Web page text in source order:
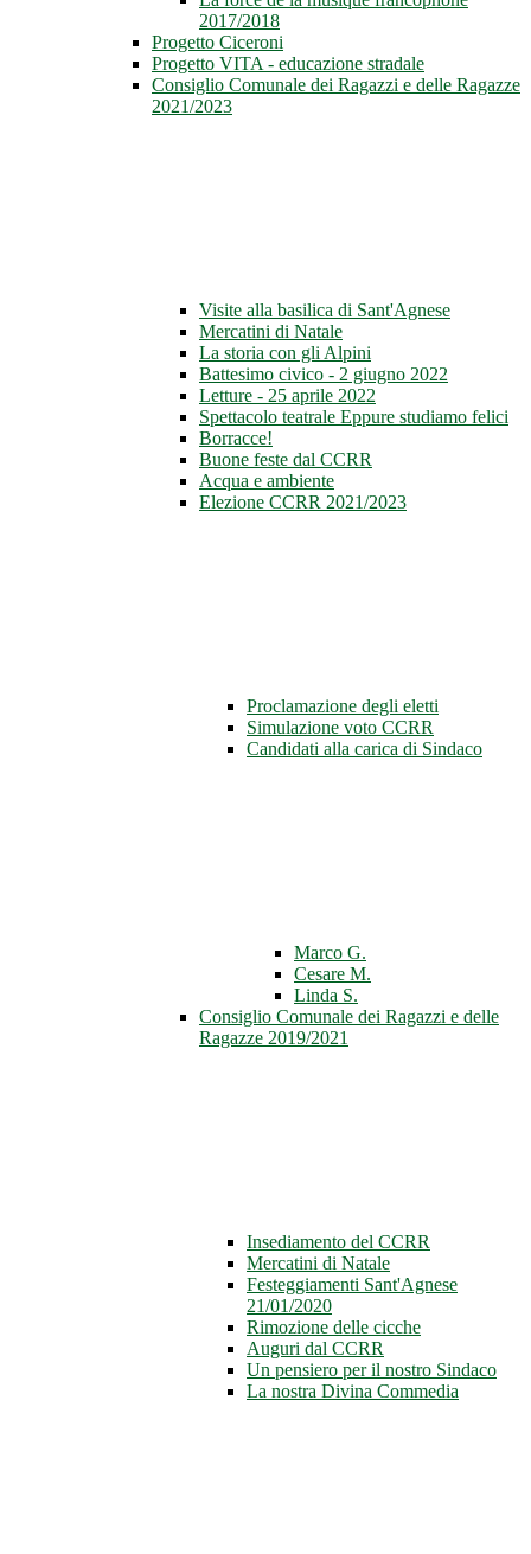
2017/2018
Progetto Ciceroni
Progetto VITA - educazione stradale
Consiglio Comunale dei Ragazzi e delle Ragazze
2021/2023
Visite alla basilica di Sant'Agnese
Mercatini di Natale
La storia con gli Alpini
Battesimo civico - 2 giugno 2022
Letture - 25 aprile 2022
Spettacolo teatrale Eppure studiamo felici
Borracce!
Buone feste dal CCRR
Acqua e ambiente
Elezione CCRR 2021/2023
Proclamazione degli eletti
Simulazione voto CCRR
Candidati alla carica di Sindaco
Marco G.
Cesare M.
Linda S.
Consiglio Comunale dei Ragazzi e delle
Ragazze 2019/2021
Insediamento del CCRR
Mercatini di Natale
Festeggiamenti Sant'Agnese
21/01/2020
Rimozione delle cicche
Auguri dal CCRR
Un pensiero per il nostro Sindaco
La nostra Divina Commedia